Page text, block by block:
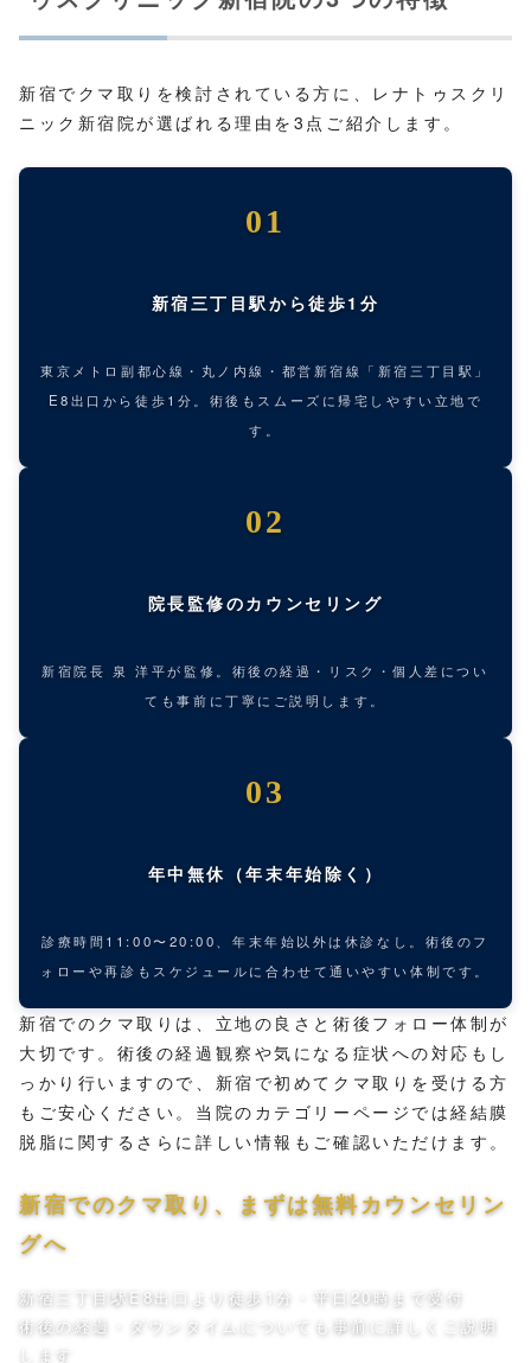
新宿でクマ取りを検討されている方に、レナトゥスクリ
ニック新宿院が選ばれる理由を3点ご紹介します。
01
新宿三丁目駅から徒歩1分
東京メトロ副都心線・丸ノ内線・都営新宿線「新宿三丁目駅」
E8出口から徒歩1分。術後もスムーズに帰宅しやすい立地で
す。
02
院長監修のカウンセリング
新宿院長 泉 洋平が監修。術後の経過・リスク・個人差につい
ても事前に丁寧にご説明します。
03
年中無休（年末年始除く）
診療時間11:00〜20:00、年末年始以外は休診なし。術後のフ
ォローや再診もスケジュールに合わせて通いやすい体制です。
新宿でのクマ取りは、立地の良さと術後フォロー体制が
大切です。術後の経過観察や気になる症状への対応もし
っかり行いますので、新宿で初めてクマ取りを受ける方
もご安心ください。当院のカテゴリーページでは経結膜
脱脂に関するさらに詳しい情報もご確認いただけます。
新宿でのクマ取り、まずは無料カウンセリン
グへ
新宿三丁目駅E8出口より徒歩1分・平日20時まで受付
術後の経過・ダウンタイムについても事前に詳しくご説明
します